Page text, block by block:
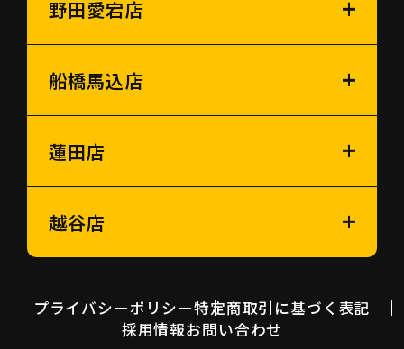
野田愛宕店
船橋馬込店
蓮田店
越谷店
プライバシーポリシー特定商取引に基づく表記
採用情報お問い合わせ